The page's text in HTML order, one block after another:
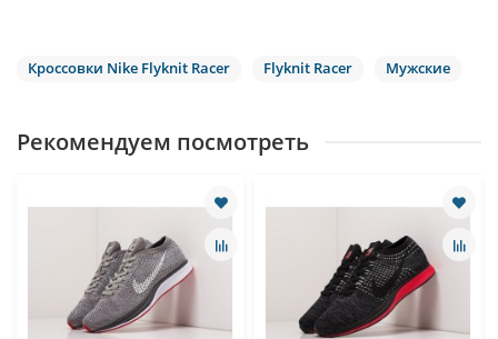
Кроссовки Nike Flyknit Racer Flyknit Racer Мужские
Рекомендуем посмотреть